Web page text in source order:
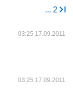
... 2
03:25 17.09.2011
03:25 17.09.2011